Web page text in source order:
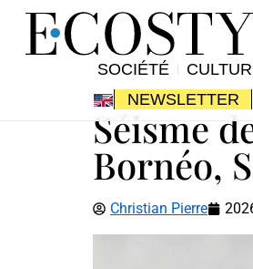
SOCIÉTÉ
NEWSLETTER
Séisme
Bornéo,
Christian Pierre